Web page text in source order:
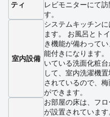
ティ
レビモニターにて
す。
室内設備
システムキッチン
ます。 お風呂とト
き機能が備わって
能付きになります
いている洗面化粧
して、室内洗濯機
されているので、
ができます。
お部屋の床は、フ
が設置されていま